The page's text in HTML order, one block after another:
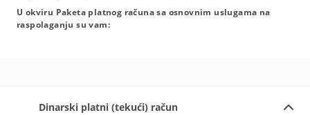
U okviru Paketa platnog računa sa osnovnim uslugama na
raspolaganju su vam:
Dinarski platni (tekući) račun